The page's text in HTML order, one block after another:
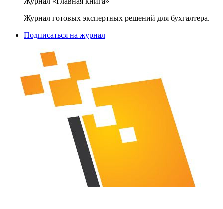
Журнал готовых экспертных решений для бухгалтера.
Подписаться на журнал